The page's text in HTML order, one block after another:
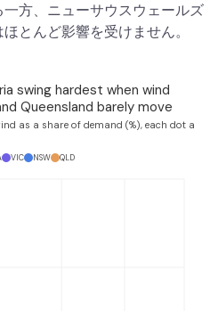
方、ニューサウスウェールズ
とんど影響を受けません。